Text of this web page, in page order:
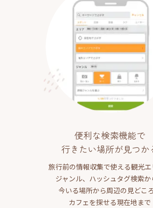
便利な検索機能で
行きたい場所が見つか
旅行前の情報収集で使える観光エ
ジャンル、ハッシュタグ検索か
今いる場所から周辺の見どこ
カフェを探せる現在地まで